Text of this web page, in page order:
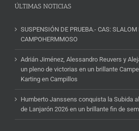
ÚLTIMAS NOTICIAS
SUSPENSIÓN DE PRUEBA.- CAS: SLALOM
CAMPOHERMMOSO
Adrián Jiménez, Alessandro Reuvers y
un pleno de victorias en un brillante
Karting en Campillos
Humberto Janssens conquista la Subida
de Lanjarón 2026 en un brillante fin de